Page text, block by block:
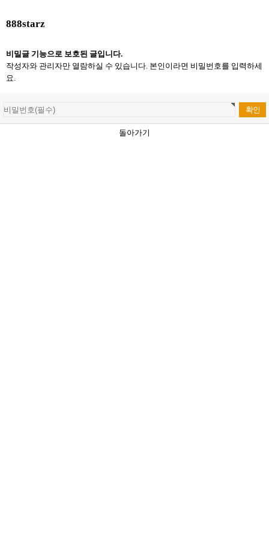
888starz
비밀글 기능으로 보호된 글입니다.
작성자와 관리자만 열람하실 수 있습니다. 본인이라면 비밀번호를 입력하세
요.
돌아가기